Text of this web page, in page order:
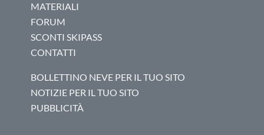
MATERIALI
FORUM
SCONTI SKIPASS
CONTATTI
BOLLETTINO NEVE PER IL TUO SITO
NOTIZIE PER IL TUO SITO
PUBBLICITÀ